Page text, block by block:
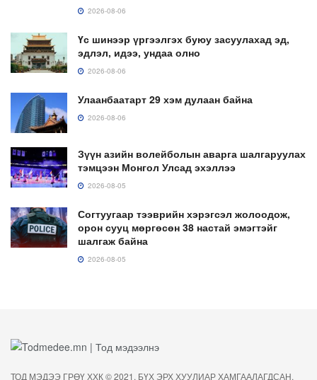
2026-08-06
Үс шинээр үргээлгэх буюу засуулахад эд,
эдлэл, идээ, ундаа олно
2026-08-06
Улаанбаатарт 29 хэм дулаан байна
2026-08-06
Зүүн азийн волейболын аварга шалгаруулах
тэмцээн Монгол Улсад эхэллээ
2026-08-05
Согтуугаар тээврийн хэрэгсэл жолоодож,
орон сууц мөргөсөн 38 настай эмэгтэйг
шалгаж байна
2026-08-05
ТОД МЭДЭЭ ГРӨҮ ХХК © 2021. БҮХ ЭРХ ХУУЛИАР ХАМГААЛАГДСАН.